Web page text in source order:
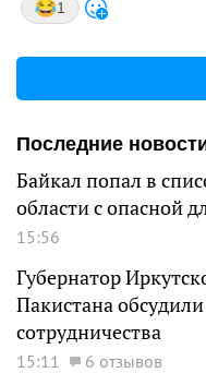
1
Последние
Байкал попал в
области с опасной
15:56
Губернатор
Пакистана
сотрудничества
15:11 6 отзывов